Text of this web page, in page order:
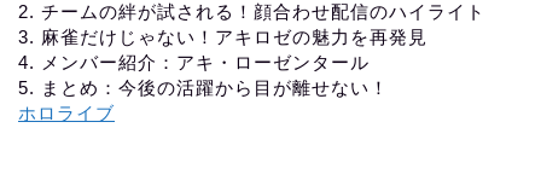
2. チームの絆が試される！顔合わせ配信のハイライト
3. 麻雀だけじゃない！アキロゼの魅力を再発見
4. メンバー紹介：アキ・ローゼンタール
5. まとめ：今後の活躍から目が離せない！
ホロライブ